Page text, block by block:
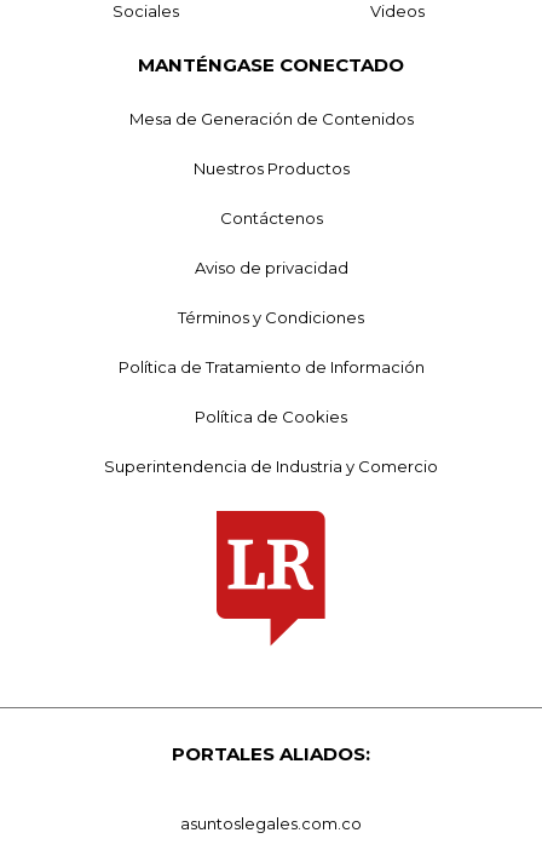
Sociales Videos
MANTÉNGASE CONECTADO
Mesa de Generación de Contenidos
Nuestros Productos
Contáctenos
Aviso de privacidad
Términos y Condiciones
Política de Tratamiento de Información
Política de Cookies
Superintendencia de Industria y Comercio
PORTALES ALIADOS:
asuntoslegales.com.co